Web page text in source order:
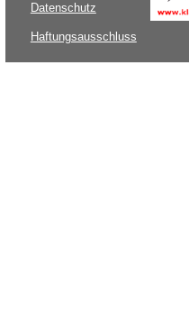
Datenschutz
Haftungsausschluss